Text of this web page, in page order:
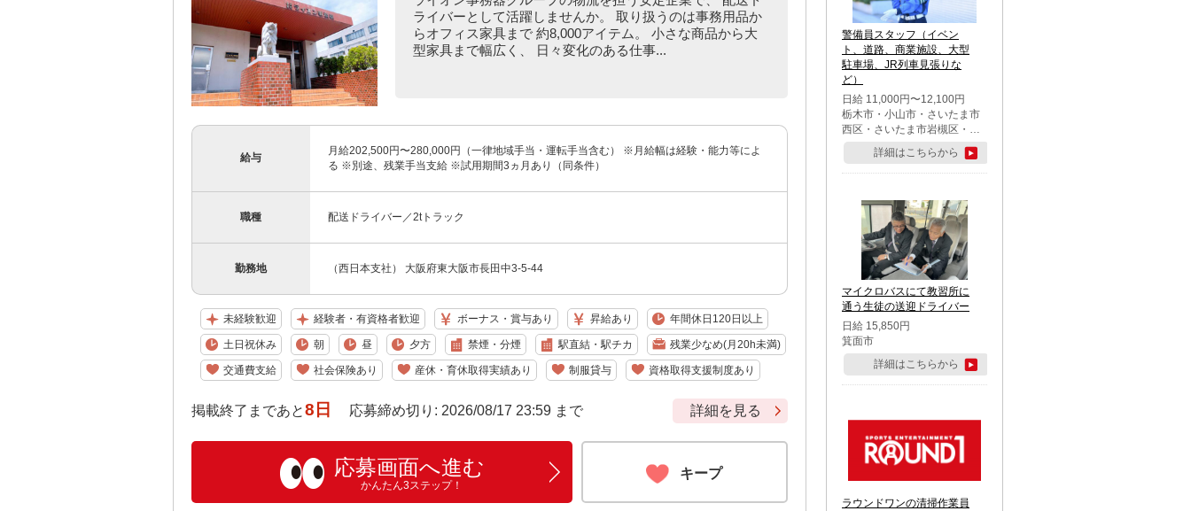
ライバーとして活躍しませんか。 取り扱うのは事務用品か
らオフィス家具まで 約8,000アイテム。 小さな商品から大
型家具まで幅広く、 日々変化のある仕事...
給与
月給202,500円〜280,000円（一律地域手当・運転手当含む） ※月給幅は経験・能力等によ
る ※別途、残業手当支給 ※試用期間3ヵ月あり（同条件）
職種 配送ドライバー／2tトラック
勤務地 （西日本支社） 大阪府東大阪市長田中3-5-44
未経験歓迎 経験者・有資格者歓迎 ボーナス・賞与あり 昇給あり 年間休日120日以上
土日祝休み 朝 昼 夕方 禁煙・分煙 駅直結・駅チカ 残業少なめ(月20h未満)
交通費支給 社会保険あり 産休・育休取得実績あり 制服貸与 資格取得支援制度あり
掲載終了まであと8日 応募締め切り: 2026/08/17 23:59 まで 詳細を見る
応募画面へ進む
かんたん3ステップ！
キープ
警備員スタッフ（イベン
ト、道路、商業施設、大型
駐車場、JR列車見張りな
ど）
日給 11,000円〜12,100円
栃木市・小山市・さいたま市
西区・さいたま市岩槻区・久
喜市・蓮田市
詳細はこちらから
マイクロバスにて教習所に
通う生徒の送迎ドライバー
日給 15,850円
箕面市
詳細はこちらから
ラウンドワンの清掃作業員